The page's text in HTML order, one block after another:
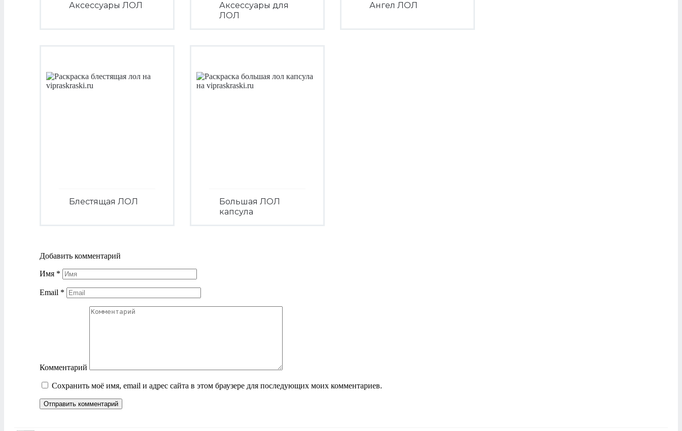
Аксессуары ЛОЛ
Аксессуары для
ЛОЛ
Ангел ЛОЛ
Блестящая ЛОЛ
Большая ЛОЛ
капсула
Добавить комментарий
Имя *
Email *
Комментарий
Сохранить моё имя, email и адрес сайта в этом браузере для последующих моих комментариев.